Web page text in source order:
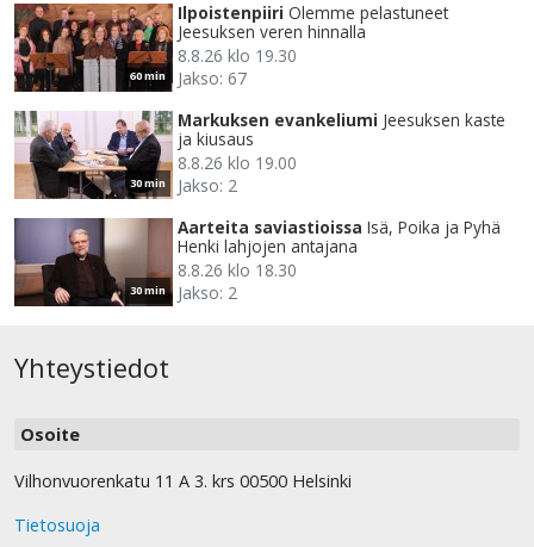
60 min
Ilpoistenpiiri Olemme pelastuneet
Jeesuksen veren hinnalla
8.8.26 klo 19.30
Jakso: 67
30 min
Markuksen evankeliumi Jeesuksen kaste
ja kiusaus
8.8.26 klo 19.00
Jakso: 2
30 min
Aarteita saviastioissa Isä, Poika ja Pyhä
Henki lahjojen antajana
8.8.26 klo 18.30
Jakso: 2
Yhteystiedot
Osoite
Vilhonvuorenkatu 11 A 3. krs 00500 Helsinki
Tietosuoja